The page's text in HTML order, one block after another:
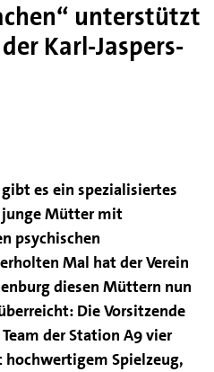
unterstützt
Karl-Jaspers-
es ein spezialisiertes
junge Mütter mit
psychischen
Mal hat der Verein
diesen Müttern nun
Die Vorsitzende
der Station A9 vier
Spielzeug,